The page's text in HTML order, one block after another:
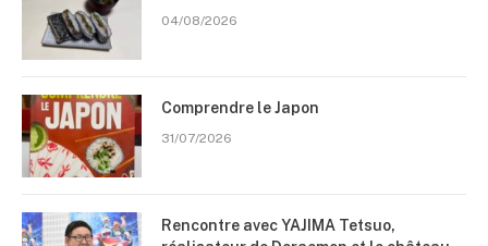
04/08/2026
Comprendre le Japon
31/07/2026
Rencontre avec YAJIMA Tetsuo,